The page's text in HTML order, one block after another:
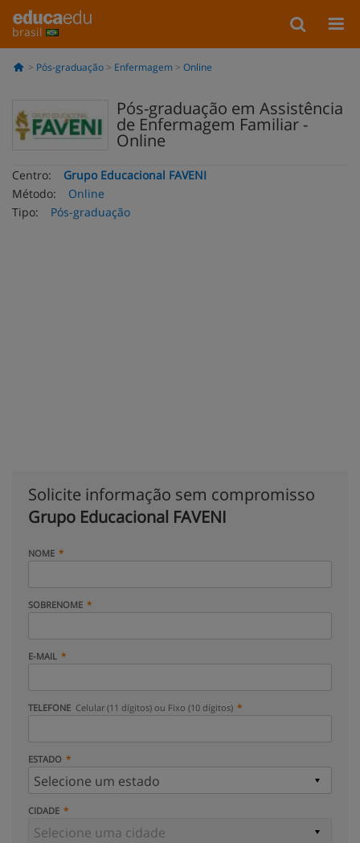
brasil
Pós-graduação Enfermagem Online
Pós-graduação em Assistência
de Enfermagem Familiar -
Online
Centro:
Grupo Educacional FAVENI
Método:
Online
Tipo:
Pós-graduação
Solicite informação sem compromisso
Grupo Educacional FAVENI
NOME
SOBRENOME
E-MAIL
TELEFONE Celular (11 dígitos) ou Fixo (10 dígitos)
ESTADO
CIDADE